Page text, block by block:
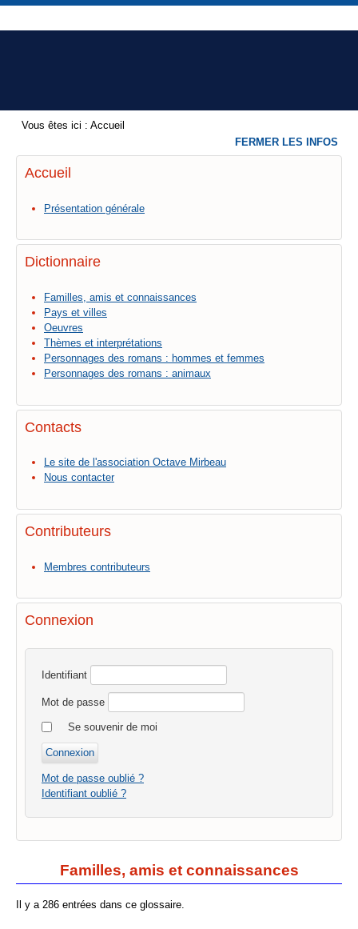
Vous êtes ici : Accueil
Accueil
Présentation générale
Dictionnaire
Familles, amis et connaissances
Pays et villes
Oeuvres
Thèmes et interprétations
Personnages des romans : hommes et femmes
Personnages des romans : animaux
Contacts
Le site de l'association Octave Mirbeau
Nous contacter
Contributeurs
Membres contributeurs
Connexion
Identifiant
Mot de passe
Se souvenir de moi
Mot de passe oublié ?
Identifiant oublié ?
Familles, amis et connaissances
Il y a 286 entrées dans ce glossaire.
FERMER LES INFOS